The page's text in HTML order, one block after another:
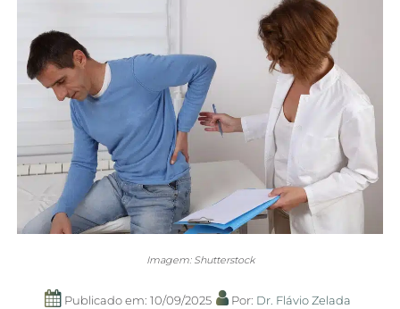
Imagem: Shutterstock
Publicado em: 10/09/2025 Por: Dr. Flávio Zelada